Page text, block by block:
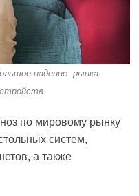
падение рынка
по мировому рынку
систем,
а также